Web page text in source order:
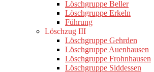
Löschgruppe Beller
Löschgruppe Erkeln
Führung
Löschzug III
Löschgruppe Gehrden
Löschgruppe Auenhausen
Löschgruppe Frohnhausen
Löschgruppe Siddessen